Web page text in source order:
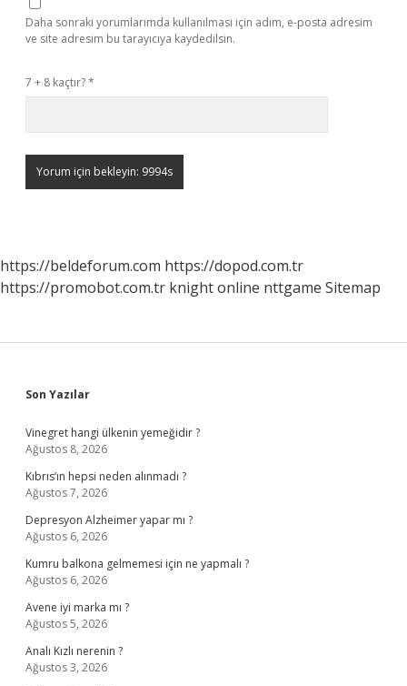
Daha sonraki yorumlarımda kullanılması için adım, e-posta adresim
ve site adresim bu tarayıcıya kaydedilsin.
7 + 8 kaçtır?*
https://beldeforum.com https://dopod.com.tr
https://promobot.com.tr knight online nttgame Sitemap
Sidebar
Son Yazılar
Vinegret hangi ülkenin yemeğidir ?
Ağustos 8, 2026
Kıbrıs’ın hepsi neden alınmadı ?
Ağustos 7, 2026
Depresyon Alzheimer yapar mı ?
Ağustos 6, 2026
Kumru balkona gelmemesi için ne yapmalı ?
Ağustos 6, 2026
Avene iyi marka mı ?
Ağustos 5, 2026
Analı Kızlı nerenin ?
Ağustos 3, 2026